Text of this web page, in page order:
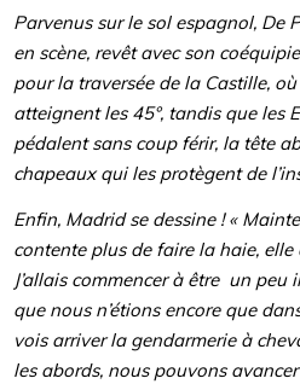
Parvenus sur le sol espagnol, De
en scène, revêt avec son
pour la traversée de la Castille,
atteignent les 45°, tandis que les
pédalent sans coup férir, la tête
chapeaux qui les protègent de
Enfin, Madrid se dessine ! «
contente plus de faire la haie,
J’allais commencer à être un peu
que nous n’étions encore que
vois arriver la gendarmerie à
les abords, nous pouvons